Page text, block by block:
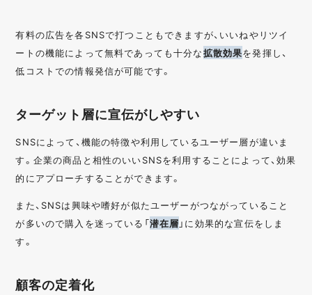
有料の広告を各SNSで打つこともできますが、いいねやリツイ
ートの機能によって無料であっても十分な拡散効果を発揮し、
低コストでの情報発信が可能です。
ターゲット層に宣伝がしやすい
SNSによって、機能の特徴や利用しているユーザー層が違いま
す。企業の商品と相性のいいSNSを利用することによって、効果
的にアプローチすることができます。
また、SNSは興味や嗜好が似たユーザーがつながっていること
が多いので購入を迷っている「潜在層 」に効果的な宣伝をしま
す。
顧客の定着化